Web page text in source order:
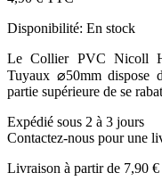
Disponibilité: En stock
Le Collier PVC Nicoll
Tuyaux ⌀50mm dispose
partie supérieure de se
Expédié sous 2 à 3 jours
Contactez-nous pour une
Livraison à partir de 7,90 €